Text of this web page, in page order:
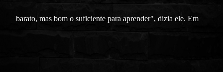
barato, mas bom o suficiente para aprender", dizia ele. Em